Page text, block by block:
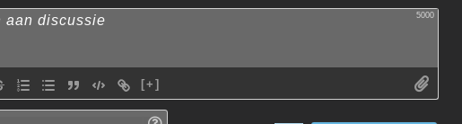
5000
[+]
Naam*